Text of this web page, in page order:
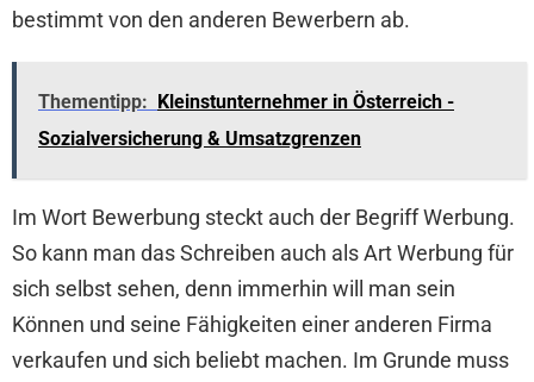
bestimmt von den anderen Bewerbern ab.
Thementipp: Kleinstunternehmer in Österreich -
Sozialversicherung & Umsatzgrenzen
Im Wort Bewerbung steckt auch der Begriff Werbung.
So kann man das Schreiben auch als Art Werbung für
sich selbst sehen, denn immerhin will man sein
Können und seine Fähigkeiten einer anderen Firma
verkaufen und sich beliebt machen. Im Grunde muss